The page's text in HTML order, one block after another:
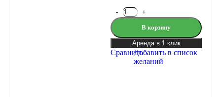
В корзину
Аренда в 1 клик
СравнитьДобавить в список
желаний